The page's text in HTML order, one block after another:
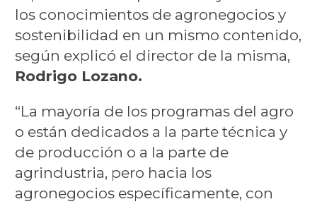
los conocimientos de agronegocios y
sostenibilidad en un mismo contenido,
según explicó el director de la misma,
Rodrigo Lozano.
“La mayoría de los programas del agro
o están dedicados a la parte técnica y
de producción o a la parte de
agrindustria, pero hacia los
agronegocios específicamente, con